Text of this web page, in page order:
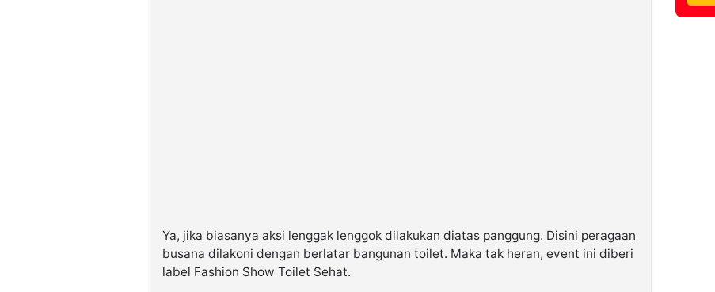
Ya, jika biasanya aksi lenggak lenggok dilakukan diatas panggung. Disini peragaan
busana dilakoni dengan berlatar bangunan toilet. Maka tak heran, event ini diberi
label Fashion Show Toilet Sehat.